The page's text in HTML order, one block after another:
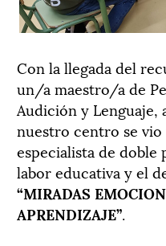
Con la llegada del
un/a maestro/a de
Audición y Lenguaje,
nuestro centro se
especialista de
labor educativa y el
“MIRADAS
APRENDIZAJE”.